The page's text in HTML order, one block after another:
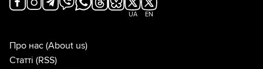
UA EN
Про нас (About us)
Статті (RSS)